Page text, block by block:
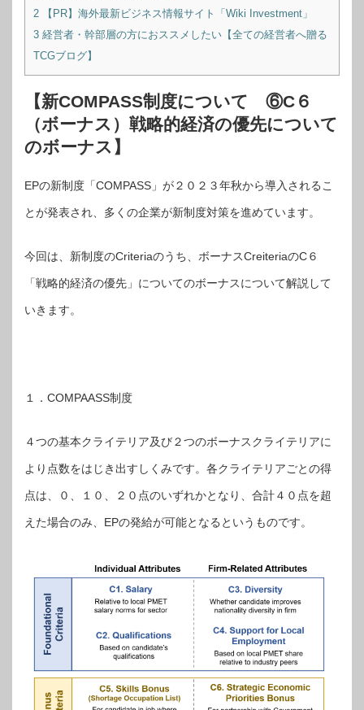
2 【PR】海外最新ビジネス情報サイト「Wiki Investment」
3 経営者・幹部層の方におススメしたい【全ての経営者へ贈る
TCGブログ】
【新COMPASS制度について ⑥C６
（ボーナス）戦略的経済の優先について
のボーナス】
EPの新制度「COMPASS」が２０２３年秋から導入されるこ
とが発表され、多くの企業が新制度対策を進めています。
今回は、新制度のCriteriaのうち、ボーナスCreiteriaのC６
「戦略的経済の優先」についてのボーナスについて解説して
いきます。
１．COMPAASS制度
４つの基本クライテリア及び２つのボーナスクライテリアに
より点数をはじき出すしくみです。各クライテリアごとの得
点は、０、１０、２０点のいずれかとなり、合計４０点を超
えた場合のみ、EPの発給が可能となるというものです。